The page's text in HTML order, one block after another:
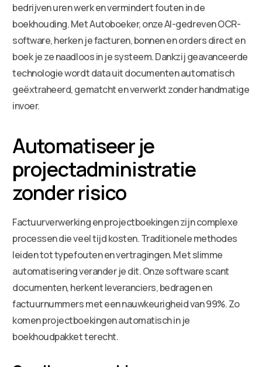
bedrijven uren werk en vermindert fouten in de
boekhouding. Met Autoboeker, onze AI-gedreven OCR-
software, herken je facturen, bonnen en orders direct en
boek je ze naadloos in je systeem. Dankzij geavanceerde
technologie wordt data uit documenten automatisch
geëxtraheerd, gematcht en verwerkt zonder handmatige
invoer.
Automatiseer je
projectadministratie
zonder risico
Factuurverwerking en projectboekingen zijn complexe
processen die veel tijd kosten. Traditionele methodes
leiden tot typefouten en vertragingen. Met slimme
automatisering verander je dit. Onze software scant
documenten, herkent leveranciers, bedragen en
factuurnummers met een nauwkeurigheid van 99%. Zo
komen projectboekingen automatisch in je
boekhoudpakket terecht.